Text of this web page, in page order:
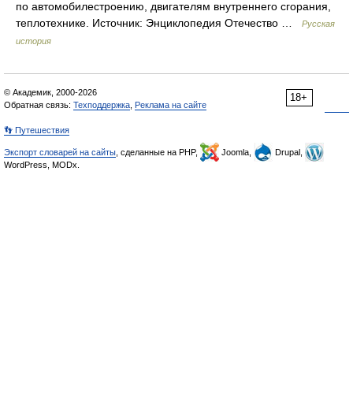
по автомобилестроению, двигателям внутреннего сгорания,
теплотехнике. Источник: Энциклопедия Отечество …
Русская
история
18+
© Академик, 2000-2026
Обратная связь: Техподдержка Реклама на сайте
👣 Путешествия
Экспорт словарей на сайты , сделанные на PHP, Joomla,
Drupal,
WordPress, MODx.